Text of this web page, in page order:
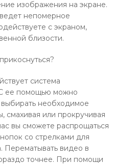
изображения на экране.
непомерное
с экраном,
близости.
система
С ее помощью можно
выбирать необходимое
смахивая или прокручивая
вы сможете распрощаться
со стрелками для
Перематывать видео в
точнее. При помощи